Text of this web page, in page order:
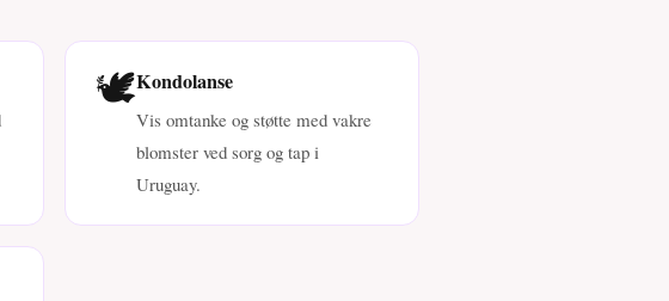
🕊️Kondolanse
Vis omtanke og støtte med vakre
blomster ved sorg og tap i
Uruguay.